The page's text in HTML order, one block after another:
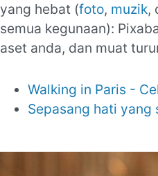
yang hebat (foto, muzik,
semua kegunaan):
aset anda, dan muat
Walking in Paris -
Sepasang hati yang